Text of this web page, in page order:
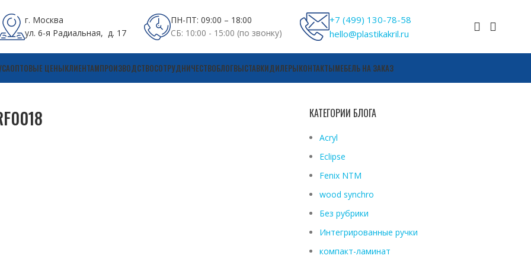
г. Москва
ул. 6-я Радиальная, д. 17
ПН-ПТ: 09:00 – 18:00
СБ: 10:00 - 15:00 (по звонку)
+7 (499) 130-78-58
hello@plastikakril.ru
ОПТОВЫЕ ЦЕНЫКЛИЕНТАМПРОИЗВОДСТВОСОТРУДНИЧЕСТВОБЛОГВЫСТАВКИДИЛЕРЫКОНТАКТЫМЕБЕЛЬ НА ЗАКАЗ
КАТЕГОРИИ БЛОГА
Acryl
Eclipse
Fenix ​​NTM
wood synchro
Без рубрики
Интегрированные ручки
компакт-ламинат